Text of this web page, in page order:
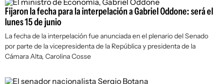
Fijaron la fecha para la interpelación a Gabriel Oddone: será el
lunes 15 de junio
La fecha de la interpelación fue anunciada en el plenario del Senado
por parte de la vicepresidenta de la República y presidenta de la
Cámara Alta, Carolina Cosse